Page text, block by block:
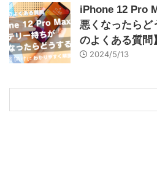
iPhone 12 Pro
悪くなったらど
のよくある質問】
2024/5/13